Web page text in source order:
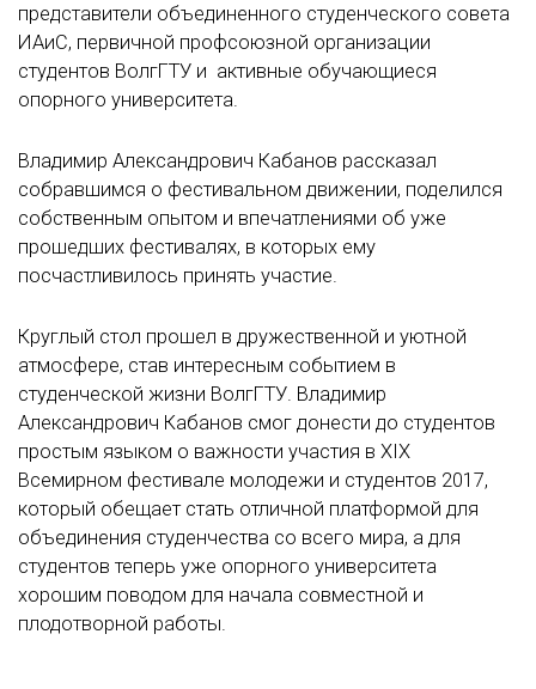
представители объединенного студенческого совета
ИАиС, первичной профсоюзной организации
студентов ВолгГТУ и активные обучающиеся
опорного университета.
Владимир Александрович Кабанов рассказал
собравшимся о фестивальном движении, поделился
собственным опытом и впечатлениями об уже
прошедших фестивалях, в которых ему
посчастливилось принять участие.
Круглый стол прошел в дружественной и уютной
атмосфере, став интересным событием в
студенческой жизни ВолгГТУ. Владимир
Александрович Кабанов смог донести до студентов
простым языком о важности участия в XIX
Всемирном фестивале молодежи и студентов 2017,
который обещает стать отличной платформой для
объединения студенчества со всего мира, а для
студентов теперь уже опорного университета
хорошим поводом для начала совместной и
плодотворной работы.